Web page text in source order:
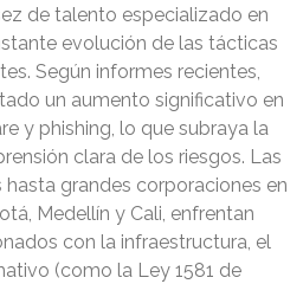
de talento especializado en
evolución de las tácticas
Según informes recientes,
un aumento significativo en
y phishing, lo que subraya la
clara de los riesgos. Las
grandes corporaciones en
Medellín y Cali, enfrentan
con la infraestructura, el
(como la Ley 1581 de